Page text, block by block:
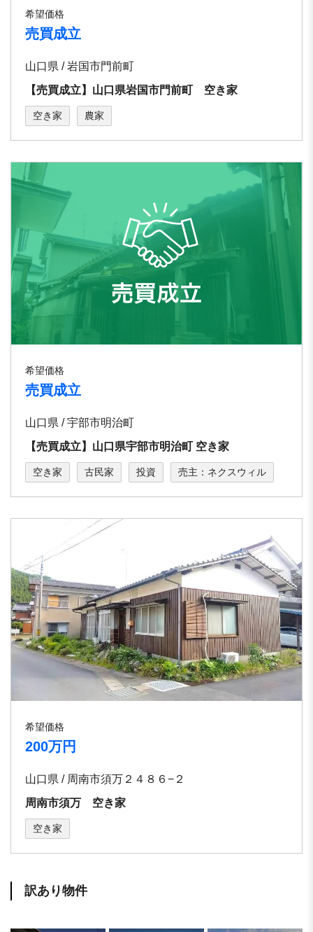
希望価格
売買成立
山口県 / 岩国市門前町
【売買成立】山口県岩国市門前町 空き家
空き家 農家
希望価格
売買成立
山口県 / 宇部市明治町
【売買成立】⼭⼝県宇部市明治町 空き家
空き家 古民家 投資 売主：ネクスウィル
希望価格
200万円
山口県 / 周南市須万２４８６−２
周南市須万 空き家
空き家
訳あり物件